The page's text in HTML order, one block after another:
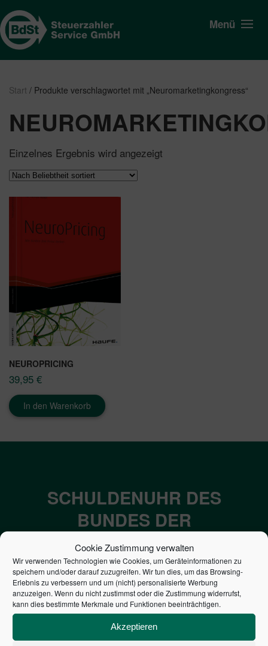
Cookie Zustimmung verwalten
Wir verwenden Technologien wie Cookies, um Geräteinformationen zu
speichern und/oder darauf zuzugreifen. Wir tun dies, um das Browsing-
Erlebnis zu verbessern und um (nicht) personalisierte Werbung
anzuzeigen. Wenn du nicht zustimmst oder die Zustimmung widerrufst,
kann dies bestimmte Merkmale und Funktionen beeinträchtigen.
Akzeptieren
Menü
Start / Produkte verschlagwortet mit „Neuromarketingkongress“
Einzelnes Ergebnis wird angezeigt
NEUROPRICING
39,95 €
In den Warenkorb
SCHULDENUHR DES
BUNDES DER
STEUERZAHLER
7,052€
NEUVERSCHULDUNG
PRO SEKUNDE